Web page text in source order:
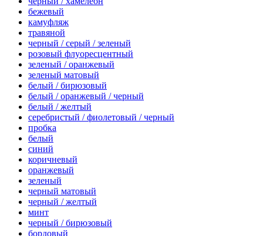
бежевый
камуфляж
травяной
черный / серый / зеленый
розовый флуоресцентный
зеленый / оранжевый
зеленый матовый
белый / бирюзовый
белый / оранжевый / черный
белый / желтый
серебристый / фиолетовый / черный
пробка
белый
синий
коричневый
оранжевый
зеленый
черный матовый
черный / желтый
минт
черный / бирюзовый
бордовый